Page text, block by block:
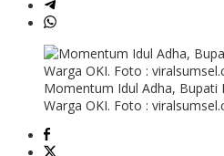
Momentum Idul Adha, Bupati
Warga OKI. Foto :